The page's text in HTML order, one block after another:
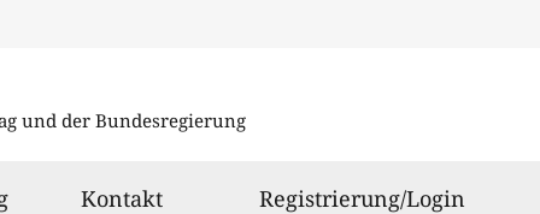
und der Bundesregierung
ausgewählt
Kontakt Registrierung/Login